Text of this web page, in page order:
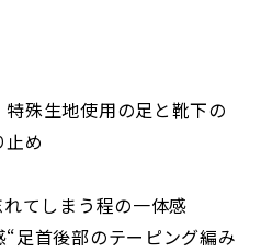
殊生地使用の足と靴下の
め
てしまう程の一体感
足首後部のテーピング編み